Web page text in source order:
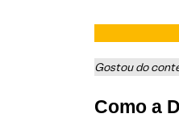
Gostou do
Como a